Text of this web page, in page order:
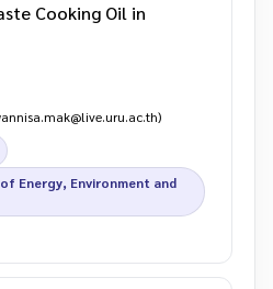
Cooking Oil in
Energy, Environment and